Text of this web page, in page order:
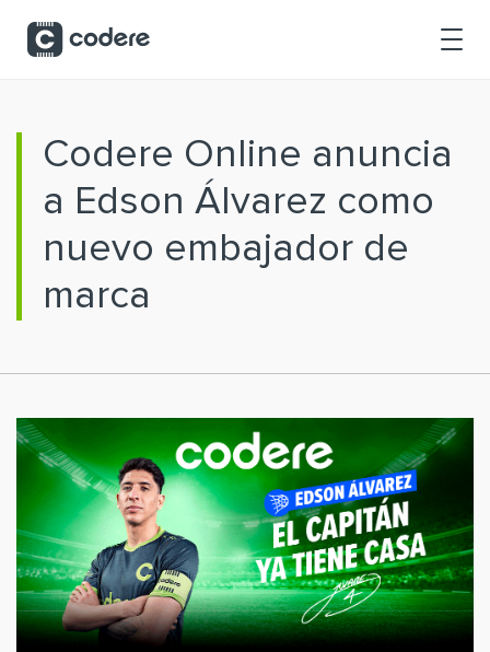
Codere Online anuncia
a Edson Álvarez como
nuevo embajador de
marca